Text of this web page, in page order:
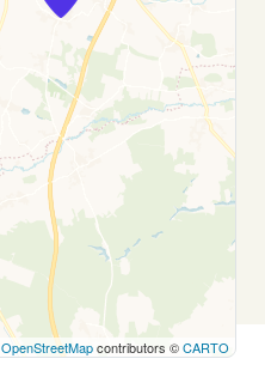
OpenStreetMapcontributors ©CARTO